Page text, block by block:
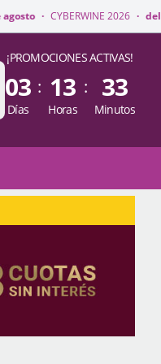
2026 · del 4 al 10 de
¡PROMOCIONES ACTIVAS!
03
Días
: 13
Horas
: 33
Minutos